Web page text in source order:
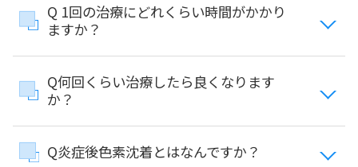
Q 1回の治療にどれくらい時間がかかり
ますか？
Q何回くらい治療したら良くなります
か？
Q炎症後色素沈着とはなんですか？